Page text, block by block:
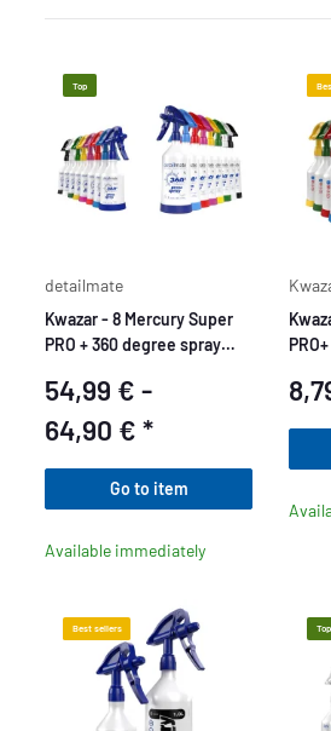
Top
detailmate
Kwazar - 8 Mercury Super
PRO + 360 degree spray
54,99 € -
64,90 €*
Go to item
Available immediately
Best sellers Top